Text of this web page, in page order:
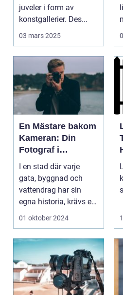
juveler i form av
konstgallerier. Des...
03 mars 2025
En Mästare bakom
Kameran: Din
Fotograf i
Stockholm
I en stad där varje
gata, byggnad och
vattendrag har sin
egna historia, krävs en
riktig ko...
01 oktober 2024